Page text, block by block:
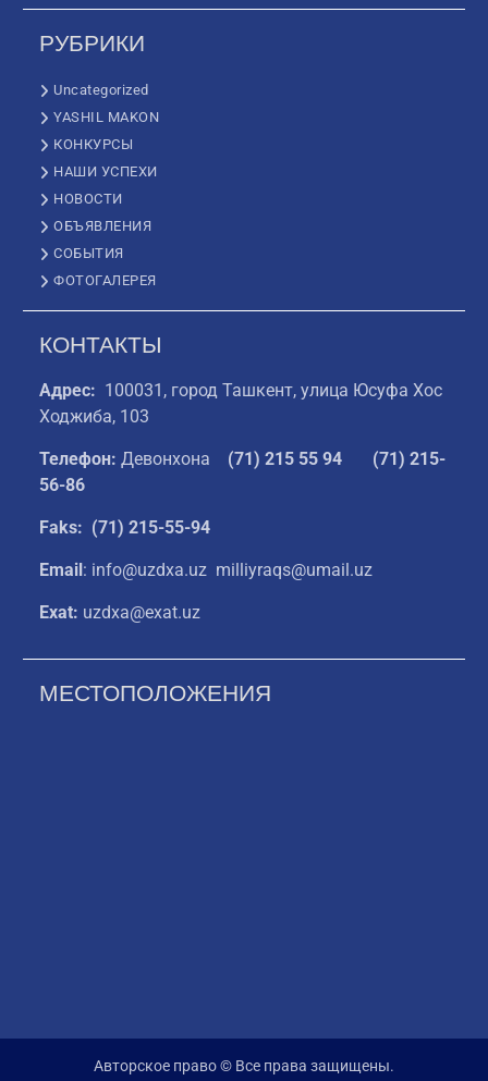
РУБРИКИ
Uncategorized
YASHIL MAKON
КОНКУРСЫ
НАШИ УСПЕХИ
НОВОСТИ
ОБЪЯВЛЕНИЯ
СОБЫТИЯ
ФОТОГАЛЕРЕЯ
КОНТАКТЫ
Адрес: 100031, город Ташкент, улица Юсуфа Хос
Ходжиба, 103
Телефон: Девонхона (71) 215 55 94
(71) 215-
56-86
Faks: (71) 215-55-94
Email: info@uzdxa.uz milliyraqs@umail.uz
Exat: uzdxa@exat.uz
МЕСТОПОЛОЖЕНИЯ
Авторское право © Все права защищены.